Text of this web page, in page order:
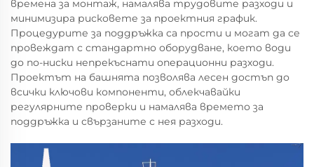
времена за монтаж, намалява трудовите разходи и
минимизира рисковете за проектния график.
Процедурите за поддръжка са прости и могат да се
провеждат с стандартно оборудване, което води
до по-ниски непрекъснати операционни разходи.
Проектът на башнята позволява лесен достъп до
всички ключови компоненти, облекчавайки
регулярните проверки и намалява времето за
поддръжка и свързаните с нея разходи.